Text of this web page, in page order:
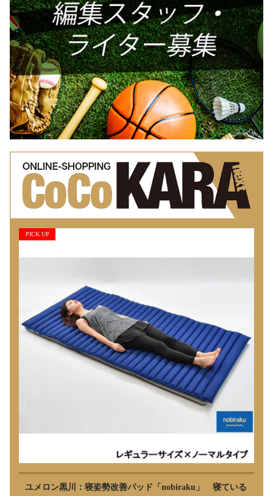
PICK UP
ユメロン黒川：寝姿勢改善パッド「nobiraku」 寝ている